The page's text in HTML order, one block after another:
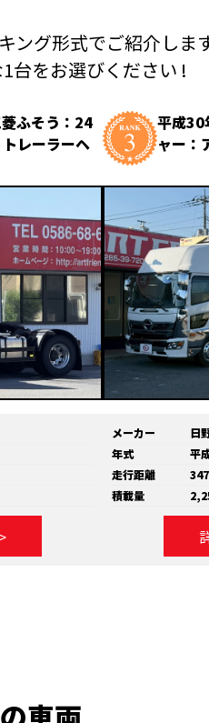
ング形式でご紹介します
台をお選びください !
ふそう：24
レーラーヘ
平成30
ャー：
メーカー
日
年式
平
走行距離
積載量